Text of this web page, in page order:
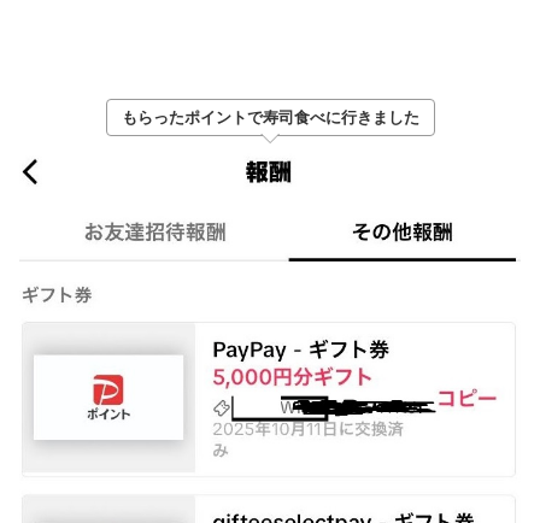
もらったポイントで寿司食べに行きました